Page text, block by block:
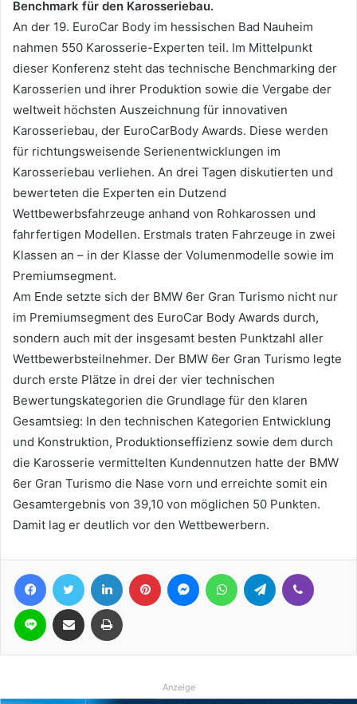
Benchmark für den Karosseriebau.
An der 19. EuroCar Body im hessischen Bad Nauheim
nahmen 550 Karosserie-Experten teil. Im Mittelpunkt
dieser Konferenz steht das technische Benchmarking der
Karosserien und ihrer Produktion sowie die Vergabe der
weltweit höchsten Auszeichnung für innovativen
Karosseriebau, der EuroCarBody Awards. Diese werden
für richtungsweisende Serienentwicklungen im
Karosseriebau verliehen. An drei Tagen diskutierten und
bewerteten die Experten ein Dutzend
Wettbewerbsfahrzeuge anhand von Rohkarossen und
fahrfertigen Modellen. Erstmals traten Fahrzeuge in zwei
Klassen an – in der Klasse der Volumenmodelle sowie im
Premiumsegment.
Am Ende setzte sich der BMW 6er Gran Turismo nicht nur
im Premiumsegment des EuroCar Body Awards durch,
sondern auch mit der insgesamt besten Punktzahl aller
Wettbewerbsteilnehmer. Der BMW 6er Gran Turismo legte
durch erste Plätze in drei der vier technischen
Bewertungskategorien die Grundlage für den klaren
Gesamtsieg: In den technischen Kategorien Entwicklung
und Konstruktion, Produktionseffizienz sowie dem durch
die Karosserie vermittelten Kundennutzen hatte der BMW
6er Gran Turismo die Nase vorn und erreichte somit ein
Gesamtergebnis von 39,10 von möglichen 50 Punkten.
Damit lag er deutlich vor den Wettbewerbern.
FacebookTwitter LinkedIn Pinterest MessengerWhatsAppTelegram
Line Teile per E-Mail Drucken
Anzeige